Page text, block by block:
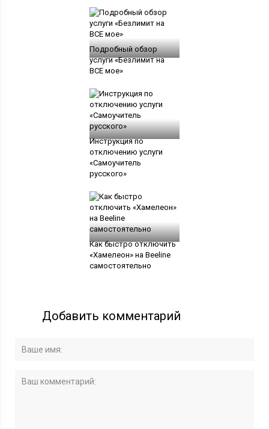
Подробный обзор
услуги «Безлимит на
ВСЕ мое»
Инструкция по
отключению услуги
«Самоучитель
русского»
Как быстро отключить
«Хамелеон» на Beeline
самостоятельно
Добавить комментарий